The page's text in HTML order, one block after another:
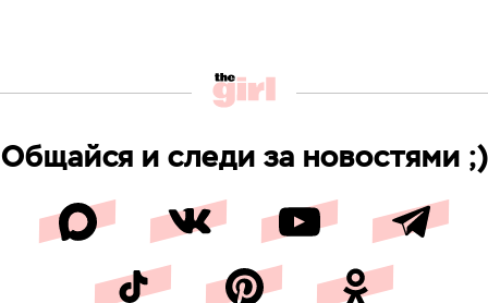
Общайся и следи за новостями ;)